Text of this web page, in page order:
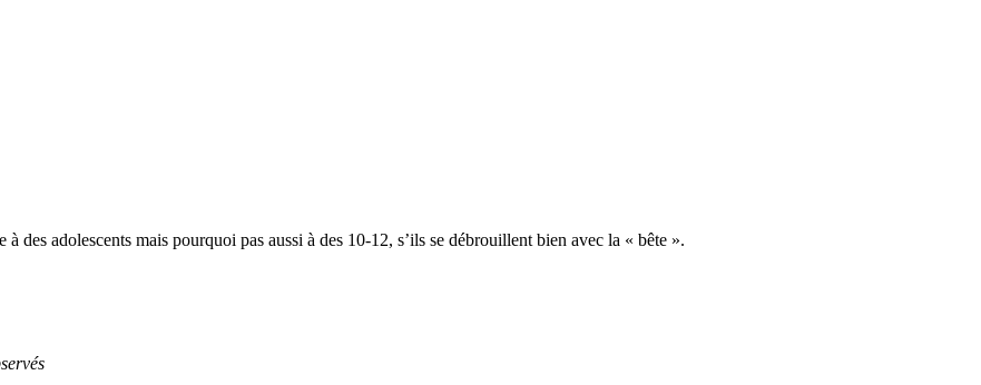
des adolescents mais pourquoi pas aussi à des 10-12, s’ils se débrouillent bien avec la « bête ».